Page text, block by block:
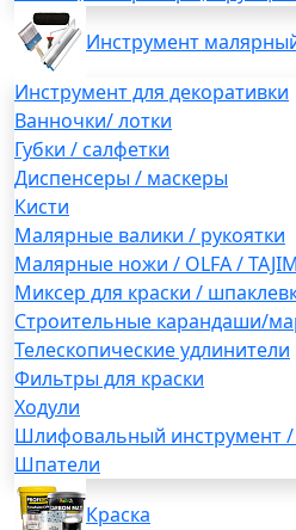
Инструмент
Инструмент для декоративки
Ванночки/ лотки
Губки / салфетки
Диспенсеры / маскеры
Кисти
Малярные валики / рукоятки
Малярные ножи / OLFA /
Миксер для краски /
Строительные карандаши/
Телескопические удлинители
Фильтры для краски
Ходули
Шлифовальный инструмент /
Шпатели
Краска